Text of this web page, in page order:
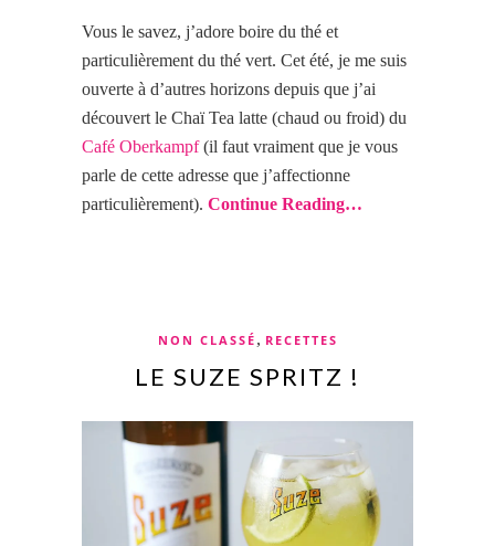
Vous le savez, j’adore boire du thé et
particulièrement du thé vert. Cet été, je me suis
ouverte à d’autres horizons depuis que j’ai
découvert le Chaï Tea latte (chaud ou froid) du
Café Oberkampf(il faut vraiment que je vous
parle de cette adresse que j’affectionne
particulièrement). Continue Reading…
NON CLASSÉ , RECETTES
LE SUZE SPRITZ !